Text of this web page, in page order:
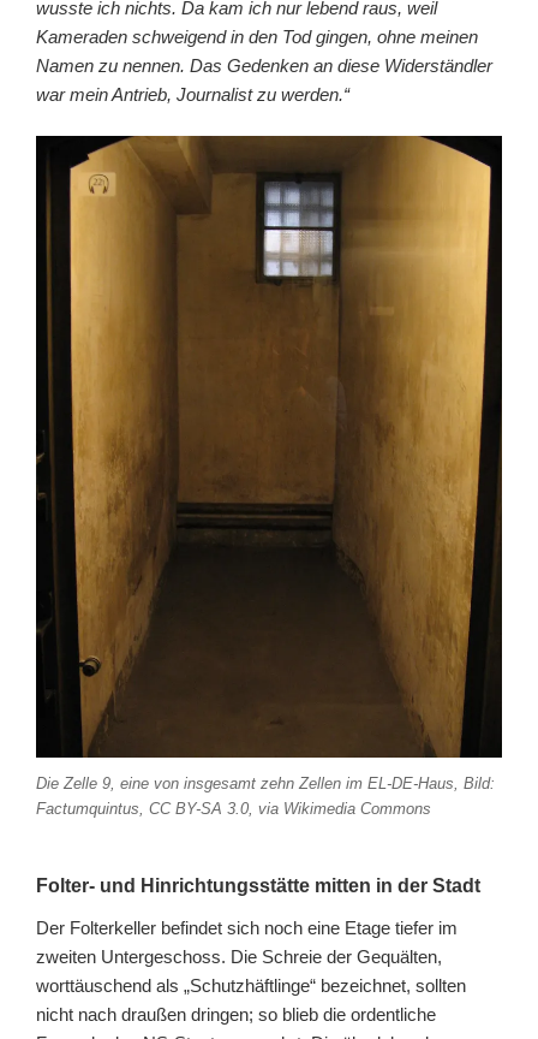
wusste ich nichts. Da kam ich nur lebend raus, weil
Kameraden schweigend in den Tod gingen, ohne meinen
Namen zu nennen. Das Gedenken an diese Widerständler
war mein Antrieb, Journalist zu werden.“
Die Zelle 9, eine von insgesamt zehn Zellen im EL-DE-Haus, Bild:
Factumquintus, CC BY-SA 3.0, via Wikimedia Commons
Folter- und Hinrichtungsstätte mitten in der Stadt
Der Folterkeller befindet sich noch eine Etage tiefer im
zweiten Untergeschoss. Die Schreie der Gequälten,
worttäuschend als „Schutzhäftlinge“ bezeichnet, sollten
nicht nach draußen dringen; so blieb die ordentliche